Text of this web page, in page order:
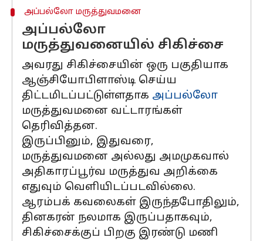
அப்பல்லோ மருத்துவமனை
அப்பல்லோ
மருத்துவனையில் சிகிச்சை
அவரது சிகிச்சையின் ஒரு பகுதியாக
ஆஞ்சியோபிளாஸ்டி செய்ய
திட்டமிடப்பட்டுள்ளதாக அப்பல்லோ
மருத்துவமனை வட்டாரங்கள்
தெரிவித்தன.
இருப்பினும், இதுவரை,
மருத்துவமனை அல்லது அமமுகவால்
அதிகாரப்பூர்வ மருத்துவ அறிக்கை
எதுவும் வெளியிடப்படவில்லை.
ஆரம்பக் கவலைகள் இருந்தபோதிலும்,
தினகரன் நலமாக இருப்பதாகவும்,
சிகிச்சைக்குப் பிறகு இரண்டு மணி